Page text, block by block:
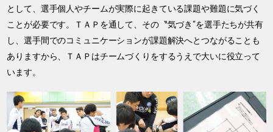
として、選手個人やチームが実際に起きている課題や難題に気づく
ことが必要です。ＴＡＰを通して、その〝気づき″を選手たちが共有
し、選手間でのコミュニケーションが課題解決へとつながることも
ありますから、ＴＡＰはチームづくりをするうえで大いに役立って
います。